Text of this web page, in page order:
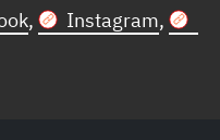
, Instagram,